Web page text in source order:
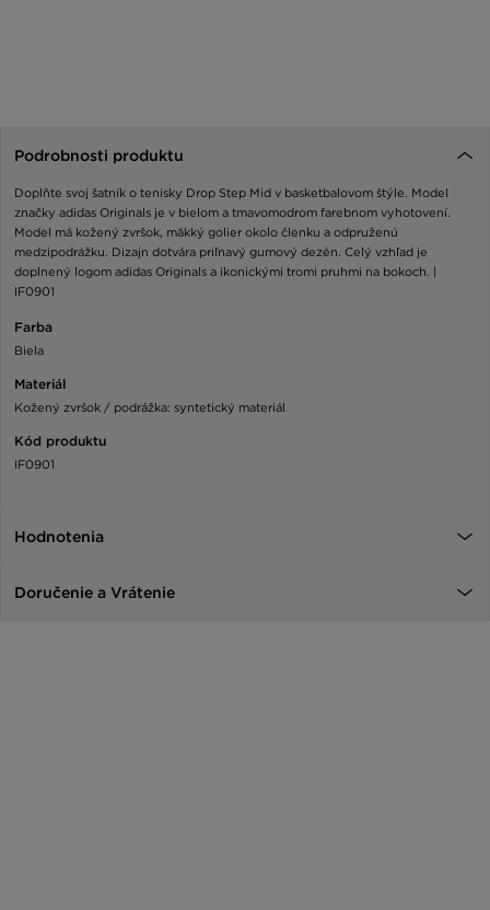
Podrobnosti produktu
Doplňte svoj šatník o tenisky Drop Step Mid v basketbalovom štýle. Model
značky adidas Originals je v bielom a tmavomodrom farebnom vyhotovení.
Model má kožený zvršok, mäkký golier okolo členku a odpruženú
medzipodrážku. Dizajn dotvára priľnavý gumový dezén. Celý vzhľad je
doplnený logom adidas Originals a ikonickými tromi pruhmi na bokoch. |
IF0901
Farba
Biela
Materiál
Kožený zvršok / podrážka: syntetický materiál
Kód produktu
IF0901
Hodnotenia
Doručenie a Vrátenie